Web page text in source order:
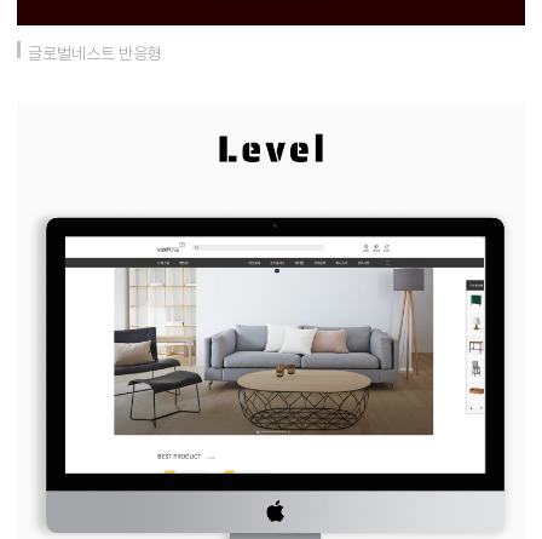
글로벌네스트 반응형